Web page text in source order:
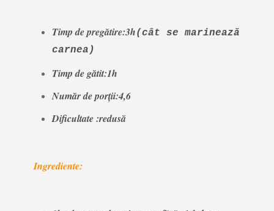
Timp de pregătire:3h(cât se marinează
carnea)
Timp de gătit:1h
Număr de porţii:4,6
Dificultate :redusă
Ingrediente: